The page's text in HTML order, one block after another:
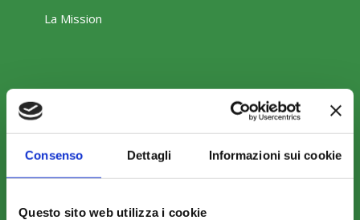
Consenso Dettagli Informazioni sui cookie
Questo sito web utilizza i cookie
La Mission
COSA FACCIAMO
Perché scegliere FonARCom